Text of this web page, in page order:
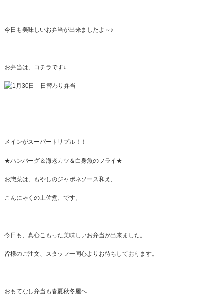
今日も美味しいお弁当が出来ましたよ～♪
お弁当は、コチラです↓
メインがスーパートリプル！！
★ハンバーグ＆海老カツ＆白身魚のフライ★
お惣菜は、もやしのジャポネソース和え、
こんにゃくの土佐煮、です。
今日も、真心こもった美味しいお弁当が出来ました。
皆様のご注文、スタッフ一同心よりお待ちしております。
おもてなし弁当も春夏秋冬屋へ